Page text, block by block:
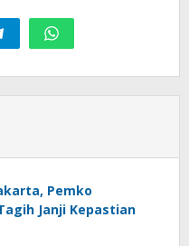
Pemko
Janji Kepastian